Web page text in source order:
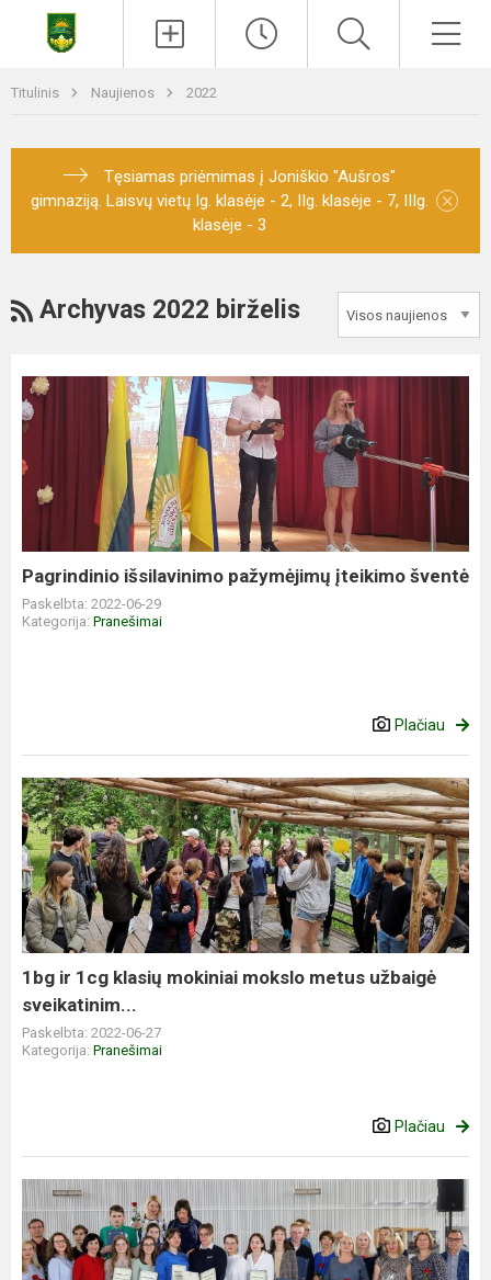
Titulinis Naujienos 2022
Tęsiamas priėmimas į Joniškio "Aušros"
gimnaziją. Laisvų vietų Ig. klasėje - 2, IIg. klasėje - 7, IIIg.
klasėje - 3
×
Archyvas 2022 birželis
Pagrindinio išsilavinimo pažymėjimų įteikimo šventė
Paskelbta: 2022-06-29
Kategorija: Pranešimai
Plačiau
1bg ir 1cg klasių mokiniai mokslo metus užbaigė
sveikatinim...
Paskelbta: 2022-06-27
Kategorija: Pranešimai
Plačiau